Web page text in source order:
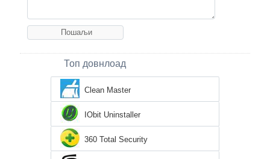
Топ довнлоад
Clean Master
IObit Uninstaller
360 Total Security